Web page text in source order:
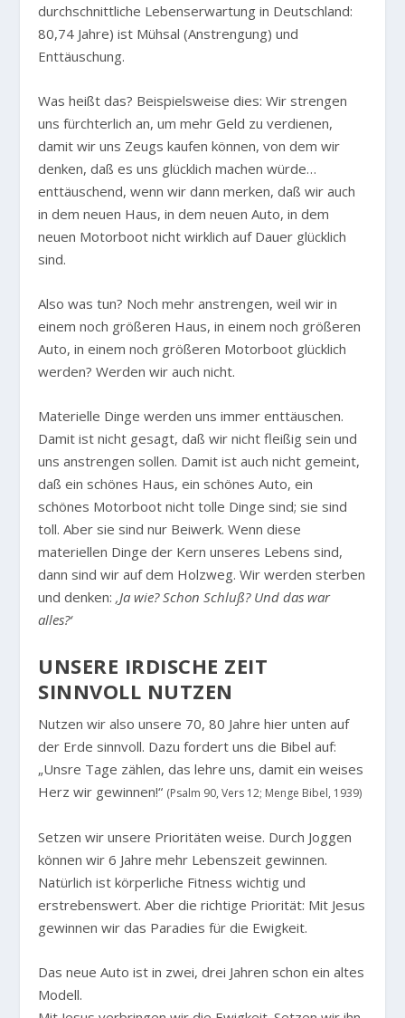
durchschnittliche Lebenserwartung in Deutschland:
80,74 Jahre) ist Mühsal (Anstrengung) und
Enttäuschung.
Was heißt das? Beispielsweise dies: Wir strengen
uns fürchterlich an, um mehr Geld zu verdienen,
damit wir uns Zeugs kaufen können, von dem wir
denken, daß es uns glücklich machen würde…
enttäuschend, wenn wir dann merken, daß wir auch
in dem neuen Haus, in dem neuen Auto, in dem
neuen Motorboot nicht wirklich auf Dauer glücklich
sind.
Also was tun? Noch mehr anstrengen, weil wir in
einem noch größeren Haus, in einem noch größeren
Auto, in einem noch größeren Motorboot glücklich
werden? Werden wir auch nicht.
Materielle Dinge werden uns immer enttäuschen.
Damit ist nicht gesagt, daß wir nicht fleißig sein und
uns anstrengen sollen. Damit ist auch nicht gemeint,
daß ein schönes Haus, ein schönes Auto, ein
schönes Motorboot nicht tolle Dinge sind; sie sind
toll. Aber sie sind nur Beiwerk. Wenn diese
materiellen Dinge der Kern unseres Lebens sind,
dann sind wir auf dem Holzweg. Wir werden sterben
und denken:‚Ja wie? Schon Schluß? Und das war
alles?‘
UNSERE IRDISCHE ZEIT
SINNVOLL NUTZEN
Nutzen wir also unsere 70, 80 Jahre hier unten auf
der Erde sinnvoll. Dazu fordert uns die Bibel auf:
„Unsre Tage zählen, das lehre uns, damit ein weises
Herz wir gewinnen!“ (Psalm 90, Vers 12; Menge Bibel, 1939)
Setzen wir unsere Prioritäten weise. Durch Joggen
können wir 6 Jahre mehr Lebenszeit gewinnen.
Natürlich ist körperliche Fitness wichtig und
erstrebenswert. Aber die richtige Priorität: Mit Jesus
gewinnen wir das Paradies für die Ewigkeit.
Das neue Auto ist in zwei, drei Jahren schon ein altes
Modell.